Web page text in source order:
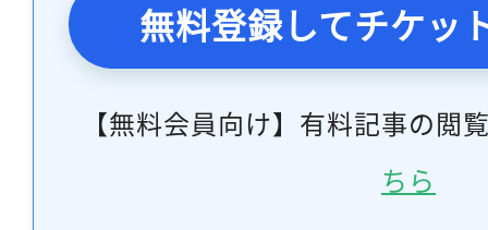
無料登録してチケッ
【無料会員向け】有料記事の閲
ちら